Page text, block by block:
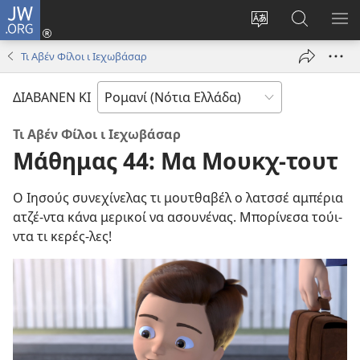
JW.ORG
Αλλάνεν
σο
τθερέλα
Σύνδεση
(ανοίγει
παράθυρο)
Ρόντεν
κο
JW.ORG
Τι Αβέν Φίλοι ι Ιεχωβάσαρ
ΔΙΑΒΑΝΕΝ ΚΙ
Τι Αβέν Φίλοι ι Ιεχωβάσαρ
Μάθημας 44: Μα Μουκχ-τουτ
Ο Ιησούς συνεχίνελας τι μουτθαβέλ ο λατσσέ αμπέρια
ατζέ-ντα κάνα μερικοί να ασουνένας. Μπορίνεσα τούι-
ντα τι κερές-λες!